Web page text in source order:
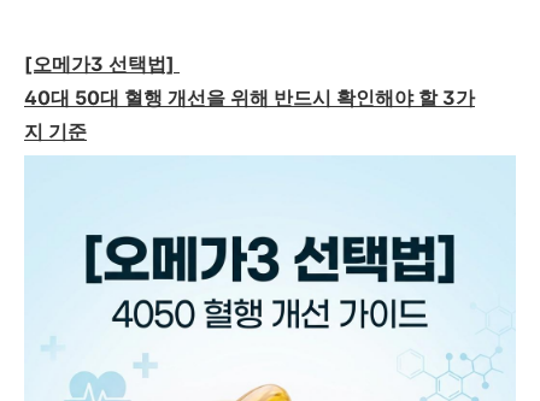
[오메가3 선택법]
40대 50대 혈행 개선을 위해 반드시 확인해야 할 3가
지 기준